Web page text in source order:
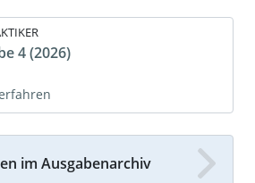
4 (2026)
im Ausgabenarchiv